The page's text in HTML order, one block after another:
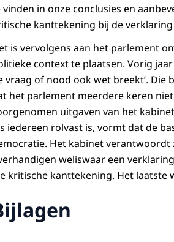
vinden in onze conclusies en
kanttekening bij de
is vervolgens aan het parlement
context te plaatsen. Vorig jaar
vraag of nood ook wet breekt’.
het parlement meerdere keren
uitgaven van het
iedereen rolvast is, vormt dat de
Het kabinet
weliswaar een
kritische kanttekening. Het laatste